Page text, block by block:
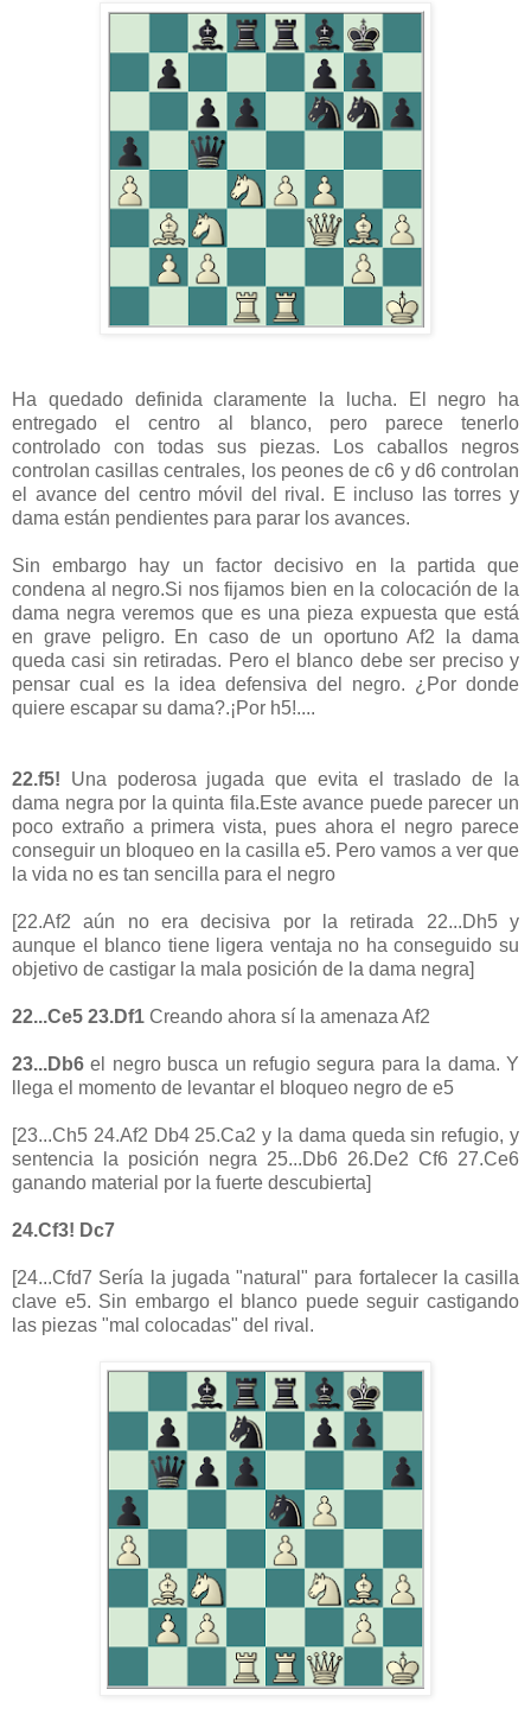
Ha quedado definida claramente la lucha. El negro ha
entregado el centro al blanco, pero parece tenerlo
controlado con todas sus piezas. Los caballos negros
controlan casillas centrales, los peones de c6 y d6 controlan
el avance del centro móvil del rival. E incluso las torres y
dama están pendientes para parar los avances.
Sin embargo hay un factor decisivo en la partida que
condena al negro.Si nos fijamos bien en la colocación de la
dama negra veremos que es una pieza expuesta que está
en grave peligro. En caso de un oportuno Af2 la dama
queda casi sin retiradas. Pero el blanco debe ser preciso y
pensar cual es la idea defensiva del negro. ¿Por donde
quiere escapar su dama?.¡Por h5!....
22.f5! Una poderosa jugada que evita el traslado de la
dama negra por la quinta fila.Este avance puede parecer un
poco extraño a primera vista, pues ahora el negro parece
conseguir un bloqueo en la casilla e5. Pero vamos a ver que
la vida no es tan sencilla para el negro
[22.Af2 aún no era decisiva por la retirada 22...Dh5 y
aunque el blanco tiene ligera ventaja no ha conseguido su
objetivo de castigar la mala posición de la dama negra]
22...Ce5 23.Df1 Creando ahora sí la amenaza Af2
23...Db6el negro busca un refugio segura para la dama. Y
llega el momento de levantar el bloqueo negro de e5
[23...Ch5 24.Af2 Db4 25.Ca2 y la dama queda sin refugio, y
sentencia la posición negra 25...Db6 26.De2 Cf6 27.Ce6
ganando material por la fuerte descubierta]
24.Cf3! Dc7
[24...Cfd7 Sería la jugada "natural" para fortalecer la casilla
clave e5. Sin embargo el blanco puede seguir castigando
las piezas "mal colocadas" del rival.